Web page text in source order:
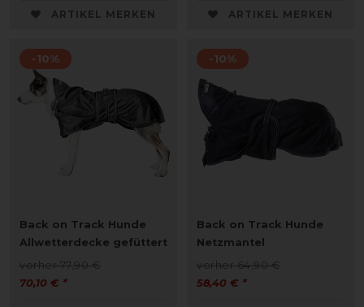
ARTIKEL MERKEN ARTIKEL MERKEN
-10%
Back on Track Hunde
Allwetterdecke gefüttert
vorher 77,90 €
70,10 € *
-10%
Back on Track Hunde
Netzmantel
vorher 64,90 €
58,40 € *